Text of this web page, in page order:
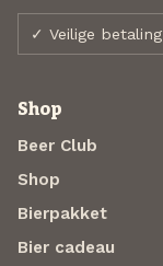
✓ Veilige betaling
Shop
Beer Club
Shop
Bierpakket
Bier cadeau